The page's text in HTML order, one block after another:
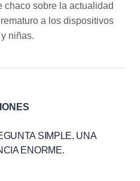
chaco sobre la actualidad
a los dispositivos
niñas.
SIMPLE. UNA
ENORME.